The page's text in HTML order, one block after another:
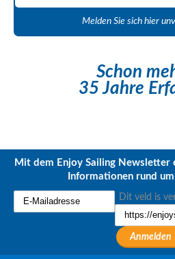
Melden Sie sich hier
Schon
35 Jahre
Mit dem Enjoy Sailing Newsletter
Informationen rund
Dit veld is